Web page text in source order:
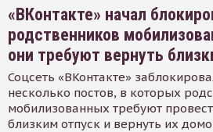
«ВКонтакте» начал
родственников
они требуют вернуть
Соцсеть «ВКонтакте»
несколько постов, в которых
мобилизованных требуют
близким отпуск и вернуть их